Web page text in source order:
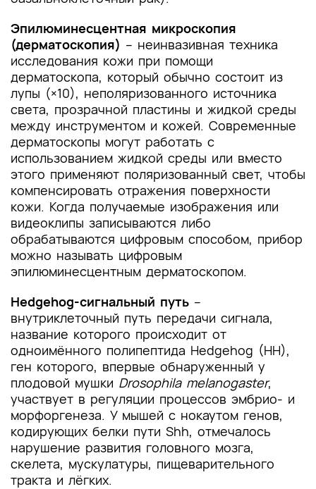
Эпилюминесцентная микроскопия
(дерматоскопия) – неинвазивная техника
исследования кожи при помощи
дерматоскопа, который обычно состоит из
лупы (×10), неполяризованного источника
света, прозрачной пластины и жидкой среды
между инструментом и кожей. Современные
дерматоскопы могут работать с
использованием жидкой среды или вместо
этого применяют поляризованный свет, чтобы
компенсировать отражения поверхности
кожи. Когда получаемые изображения или
видеоклипы записываются либо
обрабатываются цифровым способом, прибор
можно называть цифровым
эпилюминесцентным дерматоскопом.
Hedgehog-сигнальный путь –
внутриклеточный путь передачи сигнала,
название которого происходит от
одноимённого полипептида Hedgehog (HH),
ген которого, впервые обнаруженный у
плодовой мушки Drosophila melanogaster,
участвует в регуляции процессов эмбрио- и
морфоргенеза. У мышей с нокаутом генов,
кодирующих белки пути Shh, отмечалось
нарушение развития головного мозга,
скелета, мускулатуры, пищеварительного
тракта и лёгких.